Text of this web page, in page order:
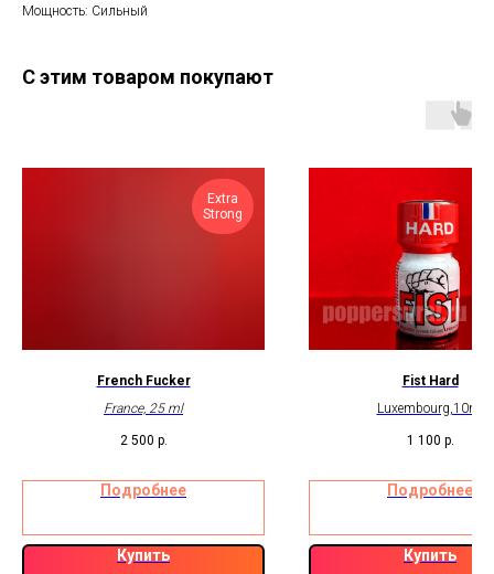
Мощность: Сильный
С этим товаром покупают
Extra
Strong
French Fucker
France, 25 ml
2 500 р.
Подробнее
Купить
Fist Hard
Luxembourg,10ml
1 100 р.
Подробнее
Купить